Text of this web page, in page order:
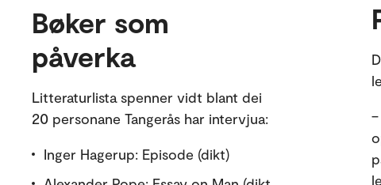
Bøker som
påverka
Litteraturlista spenner vidt blant dei
20 personane Tangerås har intervjua:
Inger Hagerup: Episode (dikt)